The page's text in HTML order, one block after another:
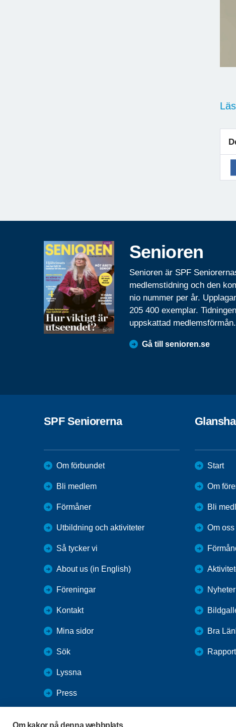
Om kakor på denna webbplats
Senioren
Senioren är SPF
medlemstidning och den
nio nummer per år.
205 400 exemplar.
uppskattad medlemsförmån.
Gå till senioren.se
SPF Seniorerna
Om förbundet
Bli medlem
Förmåner
Utbildning och aktiviteter
Så tycker vi
About us (in English)
Föreningar
Kontakt
Mina sidor
Sök
Lyssna
Press
Start
Om
Bli
Om oss
Nyheter
Bra